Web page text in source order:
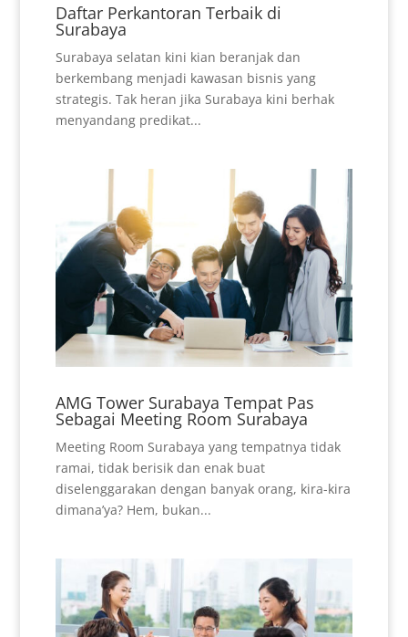
Daftar Perkantoran Terbaik di
Surabaya
Surabaya selatan kini kian beranjak dan
berkembang menjadi kawasan bisnis yang
strategis. Tak heran jika Surabaya kini berhak
menyandang predikat...
AMG Tower Surabaya Tempat Pas
Sebagai Meeting Room Surabaya
Meeting Room Surabaya yang tempatnya tidak
ramai, tidak berisik dan enak buat
diselenggarakan dengan banyak orang, kira-kira
dimana’ya? Hem, bukan...